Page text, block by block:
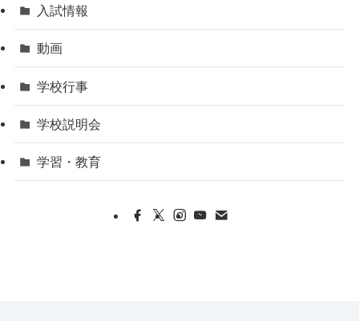
入試情報
動画
学校行事
学校説明会
学習・教育